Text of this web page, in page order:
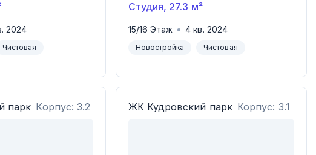
2024
Чистовая
Студия, 27.3 м²
15/16 Этаж 4 кв. 2024
Новостройка Чистовая
парк Корпус: 3.2 ЖК Кудровский парк Корпус: 3.1